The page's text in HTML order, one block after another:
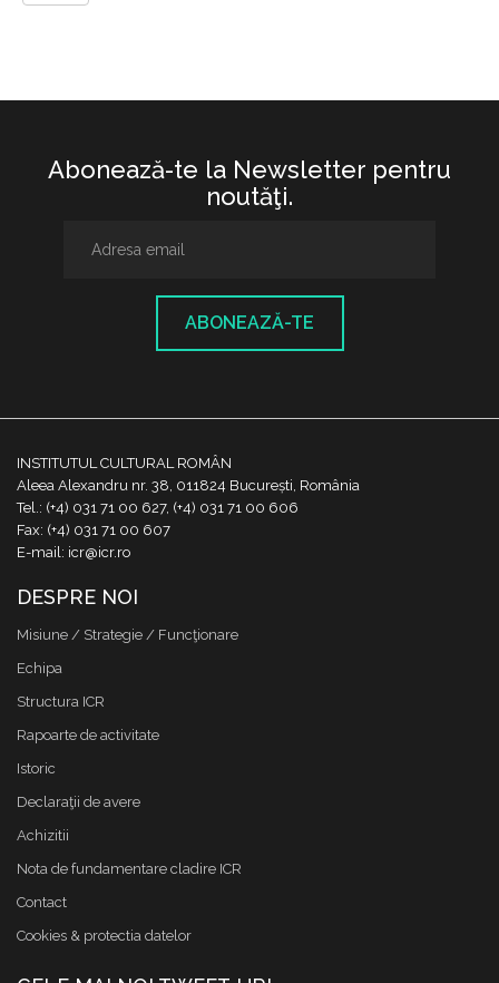
Abonează-te la Newsletter pentru
noutăţi.
ABONEAZĂ-TE
INSTITUTUL CULTURAL ROMÂN
Aleea Alexandru nr. 38, 011824 București, România
Tel.: (+4) 031 71 00 627, (+4) 031 71 00 606
Fax: (+4) 031 71 00 607
E-mail: icr@icr.ro
DESPRE NOI
Misiune / Strategie / Funcţionare
Echipa
Structura ICR
Rapoarte de activitate
Istoric
Declaraţii de avere
Achizitii
Nota de fundamentare cladire ICR
Contact
Cookies & protectia datelor